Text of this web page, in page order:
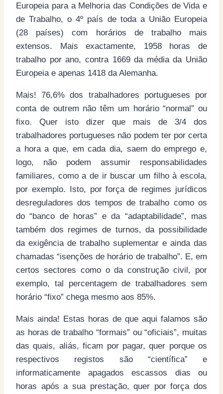
Europeia para a Melhoria das Condições de Vida e
de Trabalho, o 4º país de toda a União Europeia
(28 países) com horários de trabalho mais
extensos. Mais exactamente, 1958 horas de
trabalho por ano, contra 1669 da média da União
Europeia e apenas 1418 da Alemanha.
Mais! 76,6% dos trabalhadores portugueses por
conta de outrem não têm um horário “normal” ou
fixo. Quer isto dizer que mais de 3/4 dos
trabalhadores portugueses não podem ter por certa
a hora a que, em cada dia, saem do emprego e,
logo, não podem assumir responsabilidades
familiares, como a de ir buscar um filho à escola,
por exemplo. Isto, por força de regimes jurídicos
desreguladores dos tempos de trabalho como os
do “banco de horas” e da “adaptabilidade”, mas
também dos regimes de turnos, da possibilidade
da exigência de trabalho suplementar e ainda das
chamadas “isenções de horário de trabalho”. E, em
certos sectores como o da construção civil, por
exemplo, tal percentagem de trabalhadores sem
horário “fixo” chega mesmo aos 85%.
Mais ainda! Estas horas de que aqui falamos são
as horas de trabalho “formais” ou “oficiais”, muitas
das quais, aliás, ficam por pagar, quer porque os
respectivos registos são “científica” e
informaticamente apagados escassos dias ou
horas após a sua prestação, quer por força dos